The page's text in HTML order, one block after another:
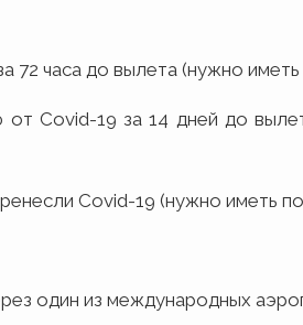
72 часа до вылета (нужно
Covid-19 за 14 дней до
Covid-19 (нужно иметь
один из международных